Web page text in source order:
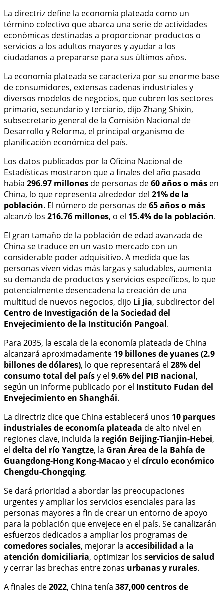
La directriz define la economía plateada como un
término colectivo que abarca una serie de actividades
económicas destinadas a proporcionar productos o
servicios a los adultos mayores y ayudar a los
ciudadanos a prepararse para sus últimos años.
La economía plateada se caracteriza por su enorme base
de consumidores, extensas cadenas industriales y
diversos modelos de negocios, que cubren los sectores
primario, secundario y terciario, dijo Zhang Shixin,
subsecretario general de la Comisión Nacional de
Desarrollo y Reforma, el principal organismo de
planificación económica del país.
Los datos publicados por la Oficina Nacional de
Estadísticas mostraron que a finales del año pasado
había 296.97 millones de personas de60 años o más en
China, lo que representa alrededor del 21% de la
población. El número de personas de65 años o más
alcanzó los 216.76 millones, o el 15.4% de la población.
El gran tamaño de la población de edad avanzada de
China se traduce en un vasto mercado con un
considerable poder adquisitivo. A medida que las
personas viven vidas más largas y saludables, aumenta
su demanda de productos y servicios específicos, lo que
potencialmente desencadena la creación de una
multitud de nuevos negocios, dijo Li Jia, subdirector del
Centro de Investigación de la Sociedad del
Envejecimiento de la Institución Pangoal.
Para 2035, la escala de la economía plateada de China
alcanzará aproximadamente 19 billones de yuanes (2.9
billones de dólares), lo que representará el 28% del
consumo total del paísy el 9.6% del PIB nacional,
según un informe publicado por el Instituto Fudan del
Envejecimiento en Shanghái.
La directriz dice que China establecerá unos 10 parques
industriales de economía plateada de alto nivel en
regiones clave, incluida la región Beijing-Tianjin-Hebei,
el delta del río Yangtze, la Gran Área de la Bahía de
Guangdong-Hong Kong-Macaoy el círculo económico
Chengdu-Chongqing.
Se dará prioridad a abordar las preocupaciones
urgentes y ampliar los servicios esenciales para las
personas mayores a fin de crear un entorno de apoyo
para la población que envejece en el país. Se canalizarán
esfuerzos dedicados a ampliar los programas de
comedores sociales, mejorar la accesibilidad a la
atención domiciliaria, optimizar los servicios de salud
y cerrar las brechas entre zonas urbanas y rurales.
A finales de2022, China tenía 387,000 centros de